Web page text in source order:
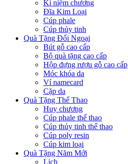
Kỉ niệm chương
Đĩa Kim Loại
Cúp phale
Cúp thủy tinh
Quà Tặng Đối Ngoại
Bút gỗ cao cấp
Bộ quà tặng cao cấp
Hộp đựng rượu gỗ cao cấp
Móc khóa da
Ví namecard
Cặp da
Quà Tặng Thể Thao
Huy chương
Cúp phale thể thao
Cúp thủy tinh thể thao
Cúp poly resin
Cúp kim loại
Quà Tặng Năm Mới
Lịch